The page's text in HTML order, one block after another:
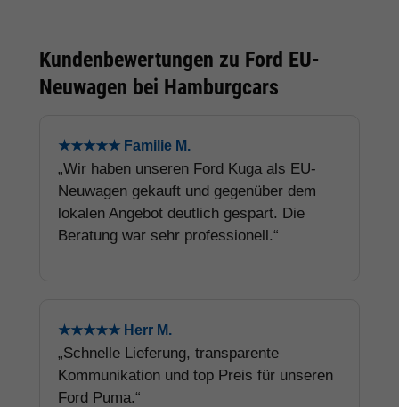
Kundenbewertungen zu Ford EU-
Neuwagen bei Hamburgcars
★★★★★ Familie M.
„Wir haben unseren Ford Kuga als EU-
Neuwagen gekauft und gegenüber dem
lokalen Angebot deutlich gespart. Die
Beratung war sehr professionell.“
★★★★★ Herr M.
„Schnelle Lieferung, transparente
Kommunikation und top Preis für unseren
Ford Puma.“